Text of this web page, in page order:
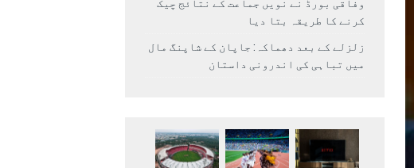
وفاقی بورڈ نے نویں جماعت کے نتائج چیک
کرنے کا طریقہ بتا دیا
زلزلے کے بعد دھماکہ: جاپان کے شاپنگ مال
میں تباہی کی اندرونی داستان